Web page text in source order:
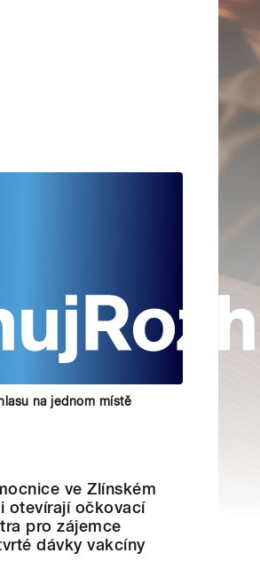
na jednom místě
ve Zlínském
otevírají očkovací
pro zájemce
dávky vakcíny